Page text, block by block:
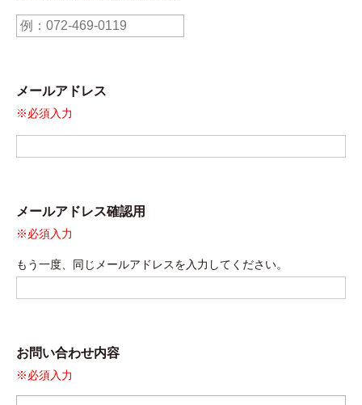
メールアドレス
※必須入力
メールアドレス確認用
※必須入力
もう一度、同じメールアドレスを入力してください。
お問い合わせ内容
※必須入力